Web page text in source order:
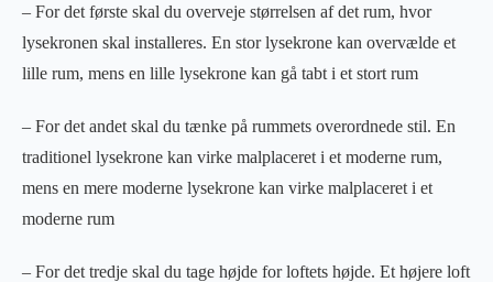
– For det første skal du overveje størrelsen af det rum, hvor
lysekronen skal installeres. En stor lysekrone kan overvælde et
lille rum, mens en lille lysekrone kan gå tabt i et stort rum
– For det andet skal du tænke på rummets overordnede stil. En
traditionel lysekrone kan virke malplaceret i et moderne rum,
mens en mere moderne lysekrone kan virke malplaceret i et
moderne rum
– For det tredje skal du tage højde for loftets højde. Et højere loft